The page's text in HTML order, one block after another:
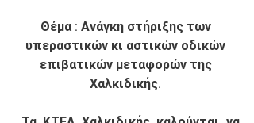
Θέμα : Ανάγκη στήριξης των
υπεραστικών κι αστικών οδικών
επιβατικών μεταφορών της
Χαλκιδικής.